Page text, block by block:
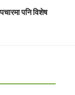
पनि विशेष